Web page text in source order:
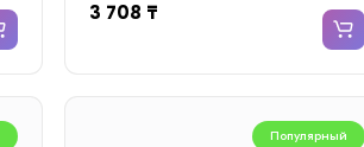
3 708 ₸
Популярный